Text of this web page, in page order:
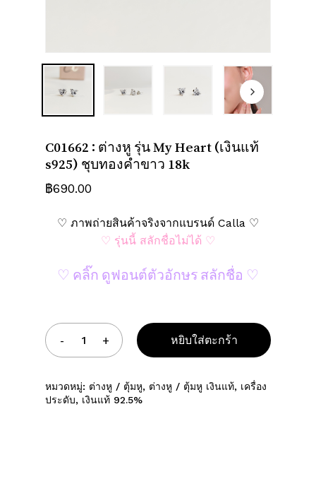
C01662 : ต่างหู รุ่น My Heart (เงินแท้
s925) ชุบทองคำขาว 18k
฿690.00
♡ ภาพถ่ายสินค้าจริงจากแบรนด์ Calla ♡
♡ รุ่นนี้ สลักชื่อไม่ได้ ♡
♡ คลิ๊ก ดูฟอนต์ตัวอักษร สลักชื่อ ♡
หยิบใส่ตะกร้า
หมวดหมู่: ต่างหู / ตุ้มหู, ต่างหู / ตุ้มหู เงินแท้, เครื่อง
ประดับ, เงินแท้ 92.5%
*
บันทึกชื่อ, อีเมล และชื่อเว็บไซต์ของฉัน